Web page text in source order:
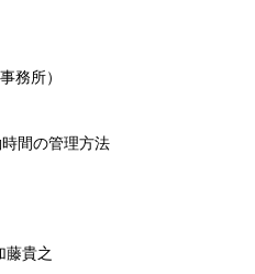
所）
間の管理方法
貴之